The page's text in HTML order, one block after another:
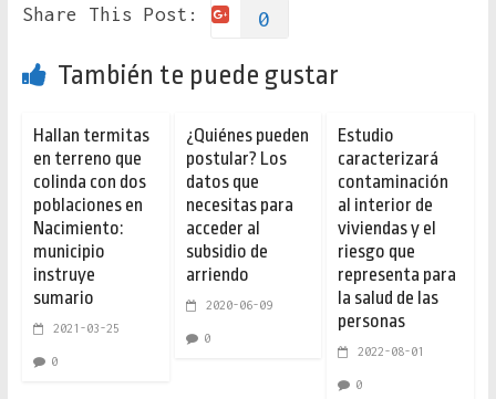
Share This Post: 0
También te puede gustar
Hallan termitas
en terreno que
colinda con dos
poblaciones en
Nacimiento:
municipio
instruye
sumario
2021-03-25
0
¿Quiénes pueden
postular? Los
datos que
necesitas para
acceder al
subsidio de
arriendo
2020-06-09
0
Estudio
caracterizará
contaminación
al interior de
viviendas y el
riesgo que
representa para
la salud de las
personas
2022-08-01
0